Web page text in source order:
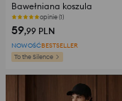
Bawełniana koszula
opinie (1)
59,99 PLN
NOWOŚĆBESTSELLER
To the Silence